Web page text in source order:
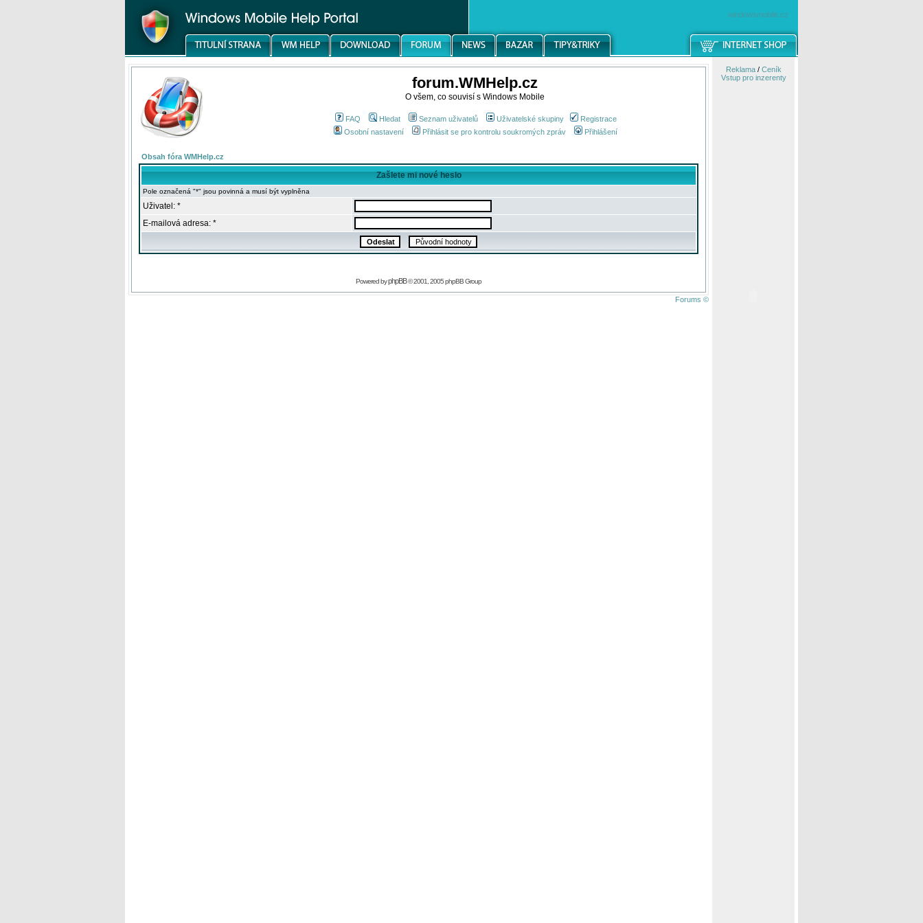
windowsmobile.cz
forum.WMHelp.cz
O všem, co souvisí s Windows Mobile
FAQ Hledat Seznam uživatelů Uživatelské skupiny
Registrace
Osobní nastavení
Přihlásit se pro kontrolu soukromých zpráv Přihlášení
Obsah fóra WMHelp.cz
Zašlete mi nové heslo
Pole označená "*" jsou povinná a musí být vyplněna
Uživatel: *
E-mailová adresa: *
Powered byphpBB© 2001, 2005 phpBB Group
Forums ©
Reklama/ Ceník
Vstup pro inzerenty